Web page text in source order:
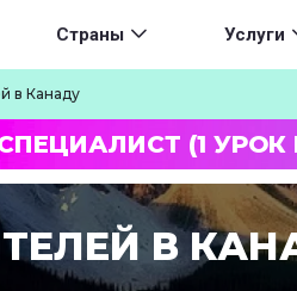
Страны Услуги
в Канаду
(1 УРОК
В